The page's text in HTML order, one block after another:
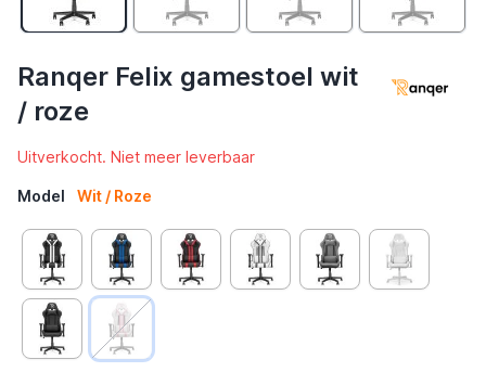
Ranqer Felix gamestoel wit
/ roze
Uitverkocht. Niet meer leverbaar
Model Wit / Roze